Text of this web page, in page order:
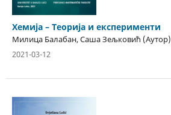
Хемија – Теорија и експерименти
Милица Балабан, Саша Зељковић (Аутор)
2021-03-12